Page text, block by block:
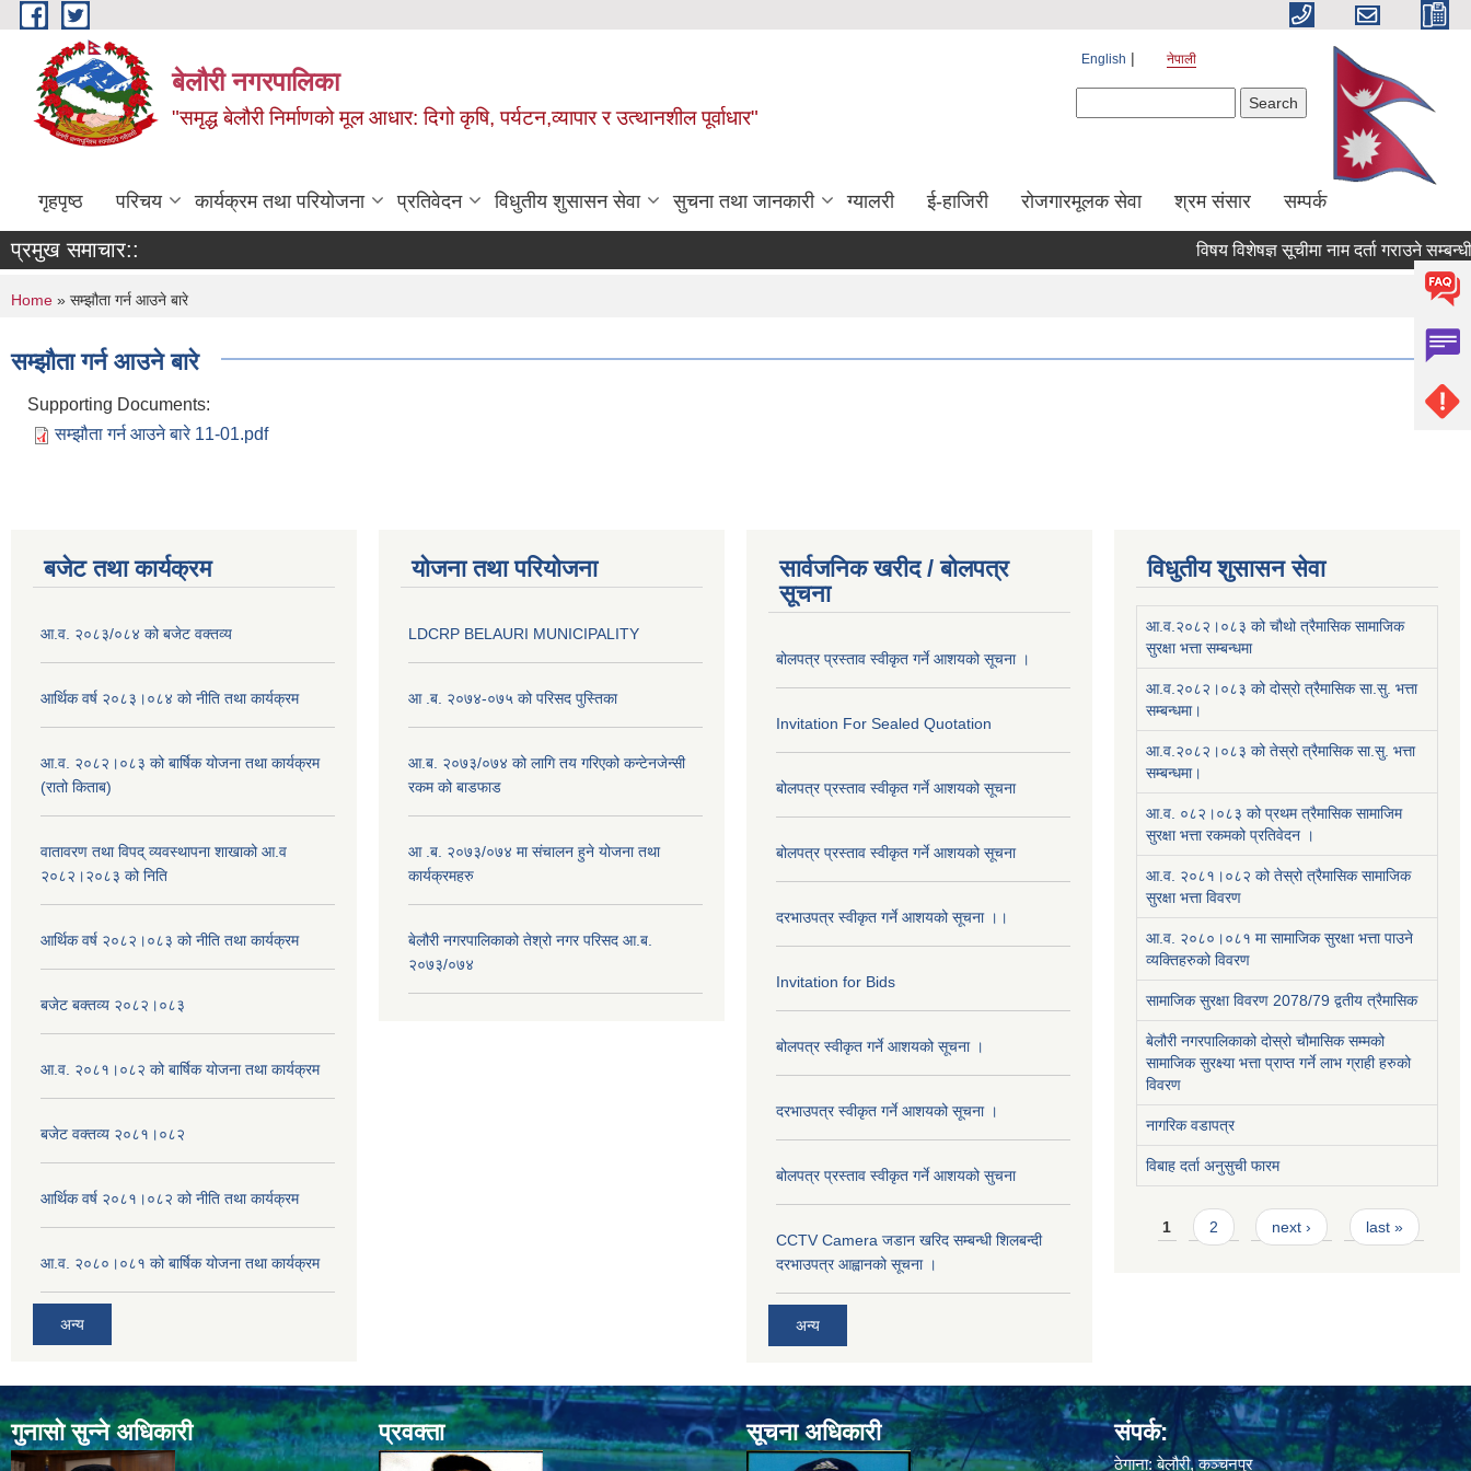
Skip to main content
बेलौरी नगरपालिका
"समृद्ध बेलौरी निर्माणको मूल आधार: दिगो कृषि, पर्यटन,व्यापार र उत्थानशील पूर्वाधार"
English नेपाली
गृहपृष्ठ परिचय कार्यक्रम तथा परियोजना प्रतिवेदन विधुतीय शुसासन सेवा सुचना तथा जानकारी ग्यालरी ई-हाजिरी रोजगारमूलक सेवा श्रम संसार सम्पर्क
प्रमुख समाचार:: विषय विशेषज्ञ सूचीमा नाम दर्ता गराउने सम्बन्धी
You are here
Home » सम्झौता गर्न आउने बारे
सम्झौता गर्न आउने बारे
Supporting Documents:
सम्झौता गर्न आउने बारे 11-01.pdf
बजेट तथा कार्यक्रम
आ.व. २०८३/०८४ को बजेट वक्तव्य
आर्थिक वर्ष २०८३।०८४ को नीति तथा कार्यक्रम
आ.व. २०८२।०८३ को बार्षिक योजना तथा कार्यक्रम
(रातो किताब)
वातावरण तथा विपद् व्यवस्थापना शाखाको आ.व
२०८२।२०८३ को निति
आर्थिक वर्ष २०८२।०८३ को नीति तथा कार्यक्रम
बजेट बक्तव्य २०८२।०८३
आ.व. २०८१।०८२ को बार्षिक योजना तथा कार्यक्रम
बजेट वक्तव्य २०८१।०८२
आर्थिक वर्ष २०८१।०८२ को नीति तथा कार्यक्रम
आ.व. २०८०।०८१ को बार्षिक योजना तथा कार्यक्रम
अन्य
योजना तथा परियोजना
LDCRP BELAURI MUNICIPALITY
आ .ब. २०७४-०७५ को परिसद पुस्तिका
आ.ब. २०७३/०७४ को लागि तय गरिएको कन्टेनजेन्सी
रकम को बाडफाड
आ .ब. २०७३/०७४ मा संचालन हुने योजना तथा
कार्यक्रमहरु
बेलौरी नगरपालिकाको तेश्रो नगर परिसद आ.ब.
२०७३/०७४
सार्वजनिक खरीद / बोलपत्र
सूचना
बोलपत्र प्रस्ताव स्वीकृत गर्ने आशयको सूचना ।
Invitation For Sealed Quotation
बोलपत्र प्रस्ताव स्वीकृत गर्ने आशयको सूचना
बोलपत्र प्रस्ताव स्वीकृत गर्ने आशयको सूचना
दरभाउपत्र स्वीकृत गर्ने आशयको सूचना ।।
Invitation for Bids
बोलपत्र स्वीकृत गर्ने आशयको सूचना ।
दरभाउपत्र स्वीकृत गर्ने आशयको सूचना ।
बोलपत्र प्रस्ताव स्वीकृत गर्ने आशयको सुचना
CCTV Camera जडान खरिद सम्बन्धी शिलबन्दी
दरभाउपत्र आह्वानको सूचना ।
अन्य
विधुतीय शुसासन सेवा
आ.व.२०८२।०८३ को चौथो त्रैमासिक सामाजिक
सुरक्षा भत्ता सम्बन्धमा
आ.व.२०८२।०८३ को दोस्रो त्रैमासिक सा.सु. भत्ता
सम्बन्धमा।
आ.व.२०८२।०८३ को तेस्रो त्रैमासिक सा.सु. भत्ता
सम्बन्धमा।
आ.व. ०८२।०८३ को प्रथम त्रैमासिक सामाजिम
सुरक्षा भत्ता रकमको प्रतिवेदन ।
आ.व. २०८१।०८२ को तेस्रो त्रैमासिक सामाजिक
सुरक्षा भत्ता विवरण
आ.व. २०८०।०८१ मा सामाजिक सुरक्षा भत्ता पाउने
व्यक्तिहरुको विवरण
सामाजिक सुरक्षा विवरण 2078/79 द्वतीय त्रैमासिक
बेलौरी नगरपालिकाको दोस्रो चौमासिक सम्मको
सामाजिक सुरक्ष्या भत्ता प्राप्त गर्ने लाभ ग्राही हरुको
विवरण
नागरिक वडापत्र
विबाह दर्ता अनुसुची फारम
Pages
1 2 next › last »
गुनासो सुन्ने अधिकारी प्रवक्ता सूचना अधिकारी संपर्क:
ठेगाना: बेलौरी, कञ्चनपुर